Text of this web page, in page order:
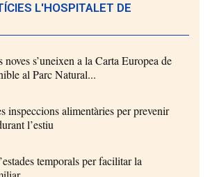
L'HOSPITALET DE
noves s’uneixen a la Carta Europea de
al Parc Natural...
inspeccions alimentàries per prevenir
l’estiu
temporals per facilitar la